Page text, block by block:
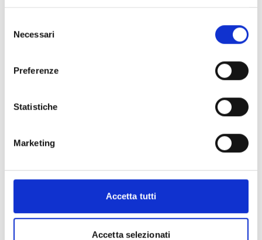
delNecessari
Preferenze
Statistiche
Marketing
Accetta tutti
Accetta selezionati
20.000.000 Europer le opere (CEF-DIG-2026-
5.000.000 Euro
finanziamento fissati nella Convenzione di
massimo
massimo
per tutte le altre categorie di costi.
i 60.000.000 di Euro (Cfr. pag. 19 del bando).
progetto più elevato se il progetto possiede unaforte
dimensione transfrontaliera: massimo 50% (Cfr. pag.